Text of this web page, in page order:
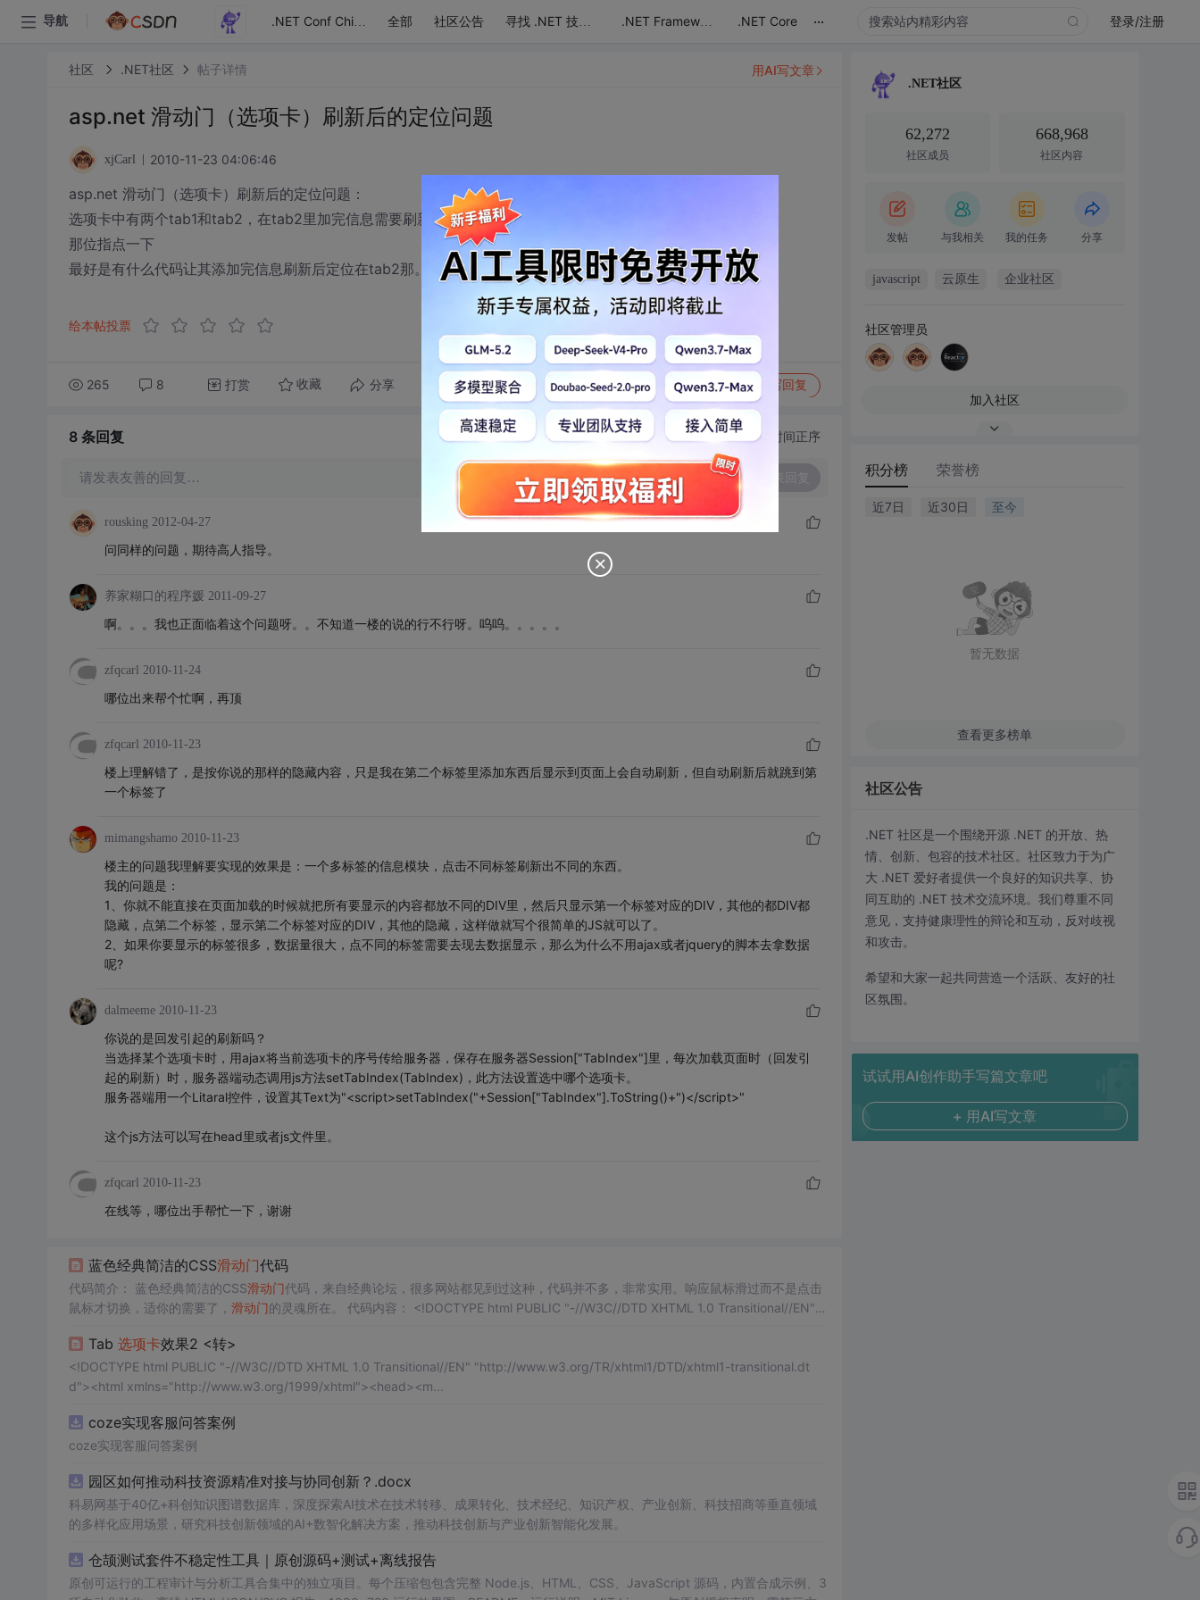
导航 .NET Conf China 全部 社区公告 寻找 .NET 技术达人 .NET Framework .NET Core ... 登录/注册
社区 .NET社区 帖子详情
asp.net 滑动门（选项卡）刷新后的定位问题
xjCarl 2010-11-23 04:06:46
asp.net 滑动门（选项卡）刷新后的定位问题：
选项卡中有两个tab1和tab2，在tab2里加完信息需要刷新页面显示，可一刷新旧跳到第一个tab1选项了
那位指点一下
最好是有什么代码让其添加完信息刷新后定位在tab2那。
给本帖投票
265 8 打赏 收藏 分享 转发到动态 举报 写回复
用AI写文章
8 条回复 切换为时间正序
请发表友善的回复…
rousking 2012-04-27
问同样的问题，期待高人指导。
养家糊口的程序媛 2011-09-27
啊。。。我也正面临着这个问题呀。。不知道一楼的说的行不行呀。呜呜。。。。。
zfqcarl 2010-11-24
哪位出来帮个忙啊，再顶
zfqcarl 2010-11-23
楼上理解错了，是按你说的那样的隐藏内容，只是我在第二个标签里添加东西后显示到页面上会自动刷新，但自动刷新后就跳到第
一个标签了
mimangshamo 2010-11-23
楼主的问题我理解要实现的效果是：一个多标签的信息模块，点击不同标签刷新出不同的东西。
我的问题是：
1、你就不能直接在页面加载的时候就把所有要显示的内容都放不同的DIV里，然后只显示第一个标签对应的DIV，其他的都DIV都
隐藏，点第二个标签，显示第二个标签对应的DIV，其他的隐藏，这样做就写个很简单的JS就可以了。
2、如果你要显示的标签很多，数据量很大，点不同的标签需要去现去数据显示，那么为什么不用ajax或者jquery的脚本去拿数据
呢?
dalmeeme 2010-11-23
你说的是回发引起的刷新吗？
当选择某个选项卡时，用ajax将当前选项卡的序号传给服务器，保存在服务器Session["TabIndex"]里，每次加载页面时（回发引
起的刷新）时，服务器端动态调用js方法setTabIndex(TabIndex)，此方法设置选中哪个选项卡。
服务器端用一个Litaral控件，设置其Text为"<script>setTabIndex("+Session["TabIndex"].ToString()+")</script>"
这个js方法可以写在head里或者js文件里。
zfqcarl 2010-11-23
在线等，哪位出手帮忙一下，谢谢
蓝色经典简洁的CSS滑动门代码
代码简介： 蓝色经典简洁的CSS滑动门代码，来自经典论坛，很多网站都见到过这种，代码并不多，非常实用。响应鼠标滑过而不是点击
鼠标才切换，适你的需要了， 滑动门的灵魂所在。 代码内容： <!DOCTYPE html PUBLIC "-//W3C//DTD XHTML 1.0 Transitional//EN"
Tab 选项卡效果2 <转>
<!DOCTYPE html PUBLIC "-//W3C//DTD XHTML 1.0 Transitional//EN" "http://www.w3.org/TR/xhtml1/DTD/xhtml1-transitional.dt
d"><html xmlns="http://www.w3.org/1999/xhtml"><head><m...
coze实现客服问答案例
coze实现客服问答案例
园区如何推动科技资源精准对接与协同创新？.docx
科易网基于40亿+科创知识图谱数据库，深度探索AI技术在技术转移、成果转化、技术经纪、知识产权、产业创新、科技招商等垂直领域
的多样化应用场景，研究科技创新领域的AI+数智化解决方案，推动科技创新与产业创新智能化发展。
仓颉测试套件不稳定性工具｜原创源码+测试+离线报告
原创可运行的工程审计与分析工具合集中的独立项目。每个压缩包包含完整 Node.js、HTML、CSS、JavaScript 源码，内置合成示例、3
.NET社区
62,272
社区成员
668,968
社区内容
发帖 与我相关 我的任务 分享
javascript 云原生 企业社区
社区管理员
加入社区
积分榜 荣誉榜
近7日 近30日 至今
暂无数据
查看更多榜单
社区公告
.NET 社区是一个围绕开源 .NET 的开放、热
情、创新、包容的技术社区。社区致力于为广
大 .NET 爱好者提供一个良好的知识共享、协
同互助的 .NET 技术交流环境。我们尊重不同
意见，支持健康理性的辩论和互动，反对歧视
和攻击。
希望和大家一起共同营造一个活跃、友好的社
区氛围。
试试用AI创作助手写篇文章吧
+ 用AI写文章